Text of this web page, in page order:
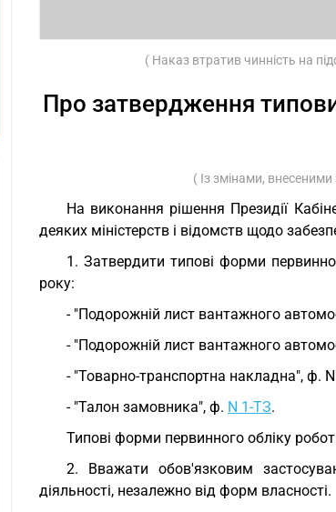
( Наказ втратив чинність на
Про затвердження
( Із змінами,
На виконання рішення Президії
деяких міністерств і відомств щодо
1. Затвердити типові форми
року:
- "Подорожній лист вантажного
- "Подорожній лист вантажного
- "Товарно-транспортна накладна", ф.
- "Талон замовника", ф. N 1-ТЗ.
Типові форми первинного обліку
2. Вважати обов'язковим
діяльності, незалежно від форм власності.